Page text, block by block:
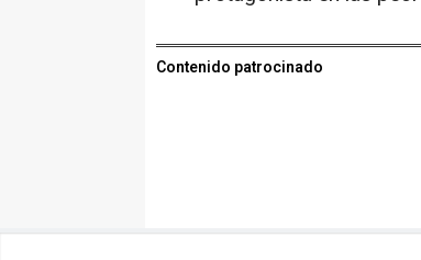
Contenido patrocinado